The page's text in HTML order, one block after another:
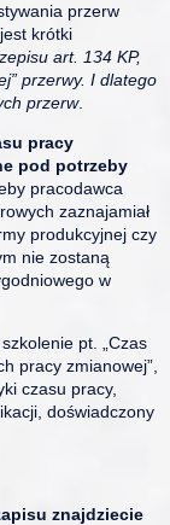
przerw
krótki
art. 134 KP,
przerwy. I dlatego
przerw.
pracy
pod potrzeby
pracodawca
zaznajamiał
produkcyjnej czy
nie zostaną
w
pt. „Czas
pracy zmianowej”,
czasu pracy,
doświadczony
znajdziecie